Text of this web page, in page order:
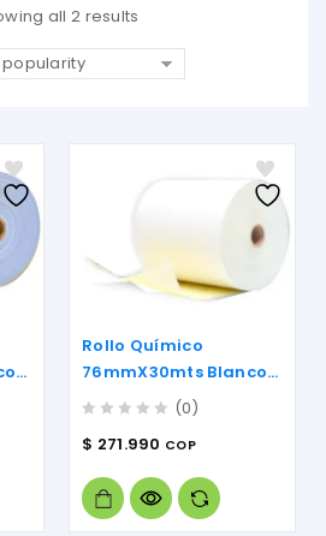
all 2 results
popularity
Rollo Químico
76mmX30mts Blanco-
Amarillo
out
5
(0)
$ 271.990 COP